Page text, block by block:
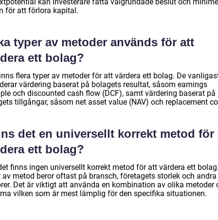
för att förlora kapital.
typer av metoder används för att
ett bolag?
flera typer av metoder för att värdera ett bolag. De
värdering baserat på bolagets resultat, såsom earnings
och discounted cash flow (DCF), samt värdering baserat på
tillgångar, såsom net asset value (NAV) och replacement
det en universellt korrekt metod för
ett bolag?
finns ingen universellt korrekt metod för att värdera ett
av metod beror oftast på bransch, företagets storlek och andra
Det är viktigt att använda en kombination av olika metoder
vilken som är mest lämplig för den specifika situationen.